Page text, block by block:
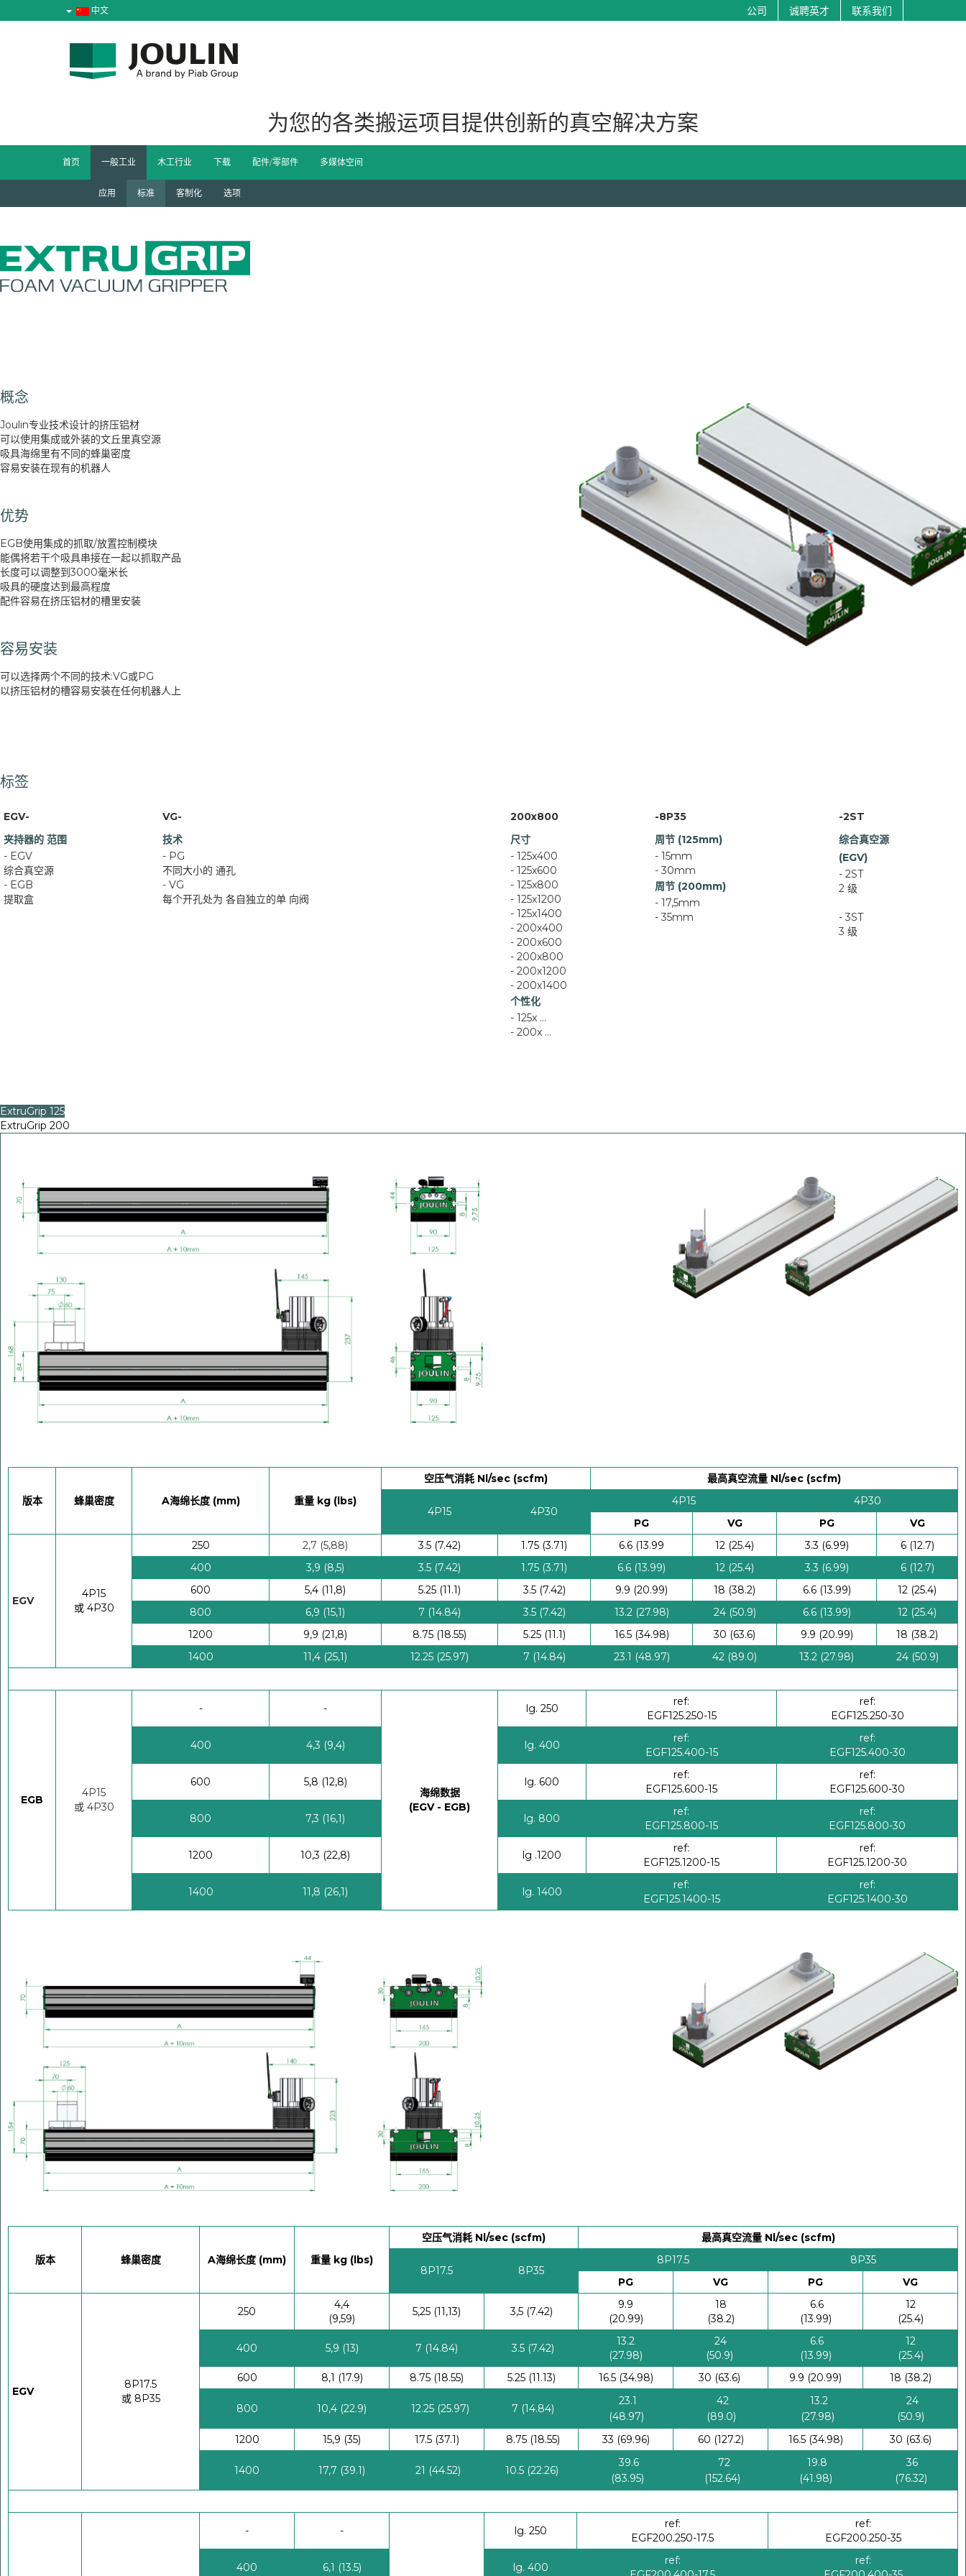
中文 公司 诚聘英才 联系我们
为您的各类搬运项目提供创新的真空解决方案
首页 一般工业
应用 标准 客制化 选项
木工行业 下载 配件/零部件 多媒体空间
概念
Joulin专业技术设计的挤压铝材
可以使用集成或外装的文丘里真空源
吸具海绵里有不同的蜂巢密度
容易安装在现有的机器人
优势
EGB使用集成的抓取/放置控制模块
能偶将若干个吸具串接在一起以抓取产品
长度可以调整到3000毫米长
吸具的硬度达到最高程度
配件容易在挤压铝材的槽里安装
容易安装
可以选择两个不同的技术:VG或PG
以挤压铝材的槽容易安装在任何机器人上
标签
EGV- VG- 200x800 -8P35
-2ST
夹持器的 范围
- EGV
综合真空源
- EGB
提取盒
技术
- PG
不同大小的 通孔
- VG
每个开孔处为 各自独立的单 向阀
尺寸
- 125x400
- 125x600
- 125x800
- 125x1200
- 125x1400
- 200x400
- 200x600
- 200x800
- 200x1200
- 200x1400
个性化
- 125x ...
- 200x ...
周节 (125mm)
- 15mm
- 30mm
周节 (200mm)
- 17,5mm
- 35mm
综合真空源
(EGV)
- 2ST
2 级
- 3ST
3 级
ExtruGrip 125
ExtruGrip 200
版本 蜂巢密度 A海绵长度 (mm) 重量 kg (lbs)
空压气消耗 Nl/sec (scfm) 最高真空流量 Nl/sec (scfm)
4P15 4P30
4P15
4P30
PG
VG PG VG
EGV
4P15
或 4P30
250 2,7 (5,88) 3.5 (7.42) 1.75 (3.71) 6.6 (13.99 12 (25.4) 3.3 (6.99)
6 (12.7)
400
3,9 (8,5) 3.5 (7.42) 1.75 (3.71) 6.6 (13.99) 12 (25.4) 3.3 (6.99)
6 (12.7)
600
5,4 (11,8) 5.25 (11.1) 3.5 (7.42) 9.9 (20.99) 18 (38.2) 6.6 (13.99)
12 (25.4)
800
6,9 (15,1) 7 (14.84) 3.5 (7.42) 13.2 (27.98) 24 (50.9) 6.6 (13.99)
12 (25.4)
1200
9,9 (21,8) 8.75 (18.55) 5.25 (11.1) 16.5 (34.98) 30 (63.6) 9.9 (20.99)
18 (38.2)
1400
11,4 (25,1) 12.25 (25.97) 7 (14.84) 23.1 (48.97) 42 (89.0) 13.2 (27.98) 24 (50.9)
EGB
4P15
或 4P30
- -
海绵数据
(EGV - EGB)
lg. 250
ref:
EGF125.250-15
ref:
EGF125.250-30
400 4,3 (9,4) lg. 400
ref:
EGF125.400-15
ref:
EGF125.400-30
600 5,8 (12,8) lg. 600
ref:
EGF125.600-15
ref:
EGF125.600-30
800 7,3 (16,1) lg. 800
ref:
EGF125.800-15
ref:
EGF125.800-30
1200 10,3 (22,8) lg .1200
ref:
EGF125.1200-15
ref:
EGF125.1200-30
1400 11,8 (26,1) lg. 1400
ref:
EGF125.1400-15
ref:
EGF125.1400-30
版本 蜂巢密度 A海绵长度 (mm) 重量 kg (lbs)
空压气消耗 Nl/sec (scfm) 最高真空流量 Nl/sec (scfm)
8P17.5 8P35
8P17.5
8P35
PG
VG PG VG
EGV
8P17.5
或 8P35
250
4,4
(9,59)
5,25 (11,13) 3,5(7.42)
9.9
(20.99)
18
(38.2)
6.6
(13.99)
12
(25.4)
400 5,9 (13) 7 (14.84) 3.5 (7.42)
13.2
(27.98)
24
(50.9)
6.6
(13.99)
12
(25.4)
600
8,1 (17.9) 8.75 (18.55) 5.25 (11.13) 16.5 (34.98) 30 (63.6) 9.9 (20.99) 18 (38.2)
800 10,4 (22.9) 12.25 (25.97) 7 (14.84)
23.1
(48.97)
42
(89.0)
13.2
(27.98)
24
(50.9)
1200
15,9 (35) 17.5 (37.1) 8.75 (18.55) 33 (69.96) 60 (127.2) 16.5 (34.98) 30 (63.6)
1400 17,7 (39.1) 21 (44.52) 10.5 (22.26)
39.6
(83.95)
72
(152.64)
19.8
(41.98)
36
(76.32)
- - lg. 250
ref:
EGF200.250-17.5
ref:
EGF200.250-35
400 6,1 (13.5) lg. 400
ref:
ref: